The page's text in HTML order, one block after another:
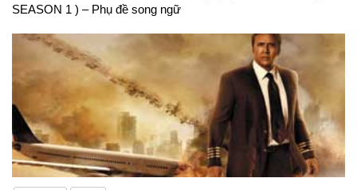
SEASON 1 ) – Phụ đề song ngữ